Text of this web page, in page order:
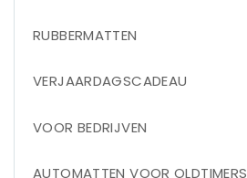
RUBBERMATTEN
VERJAARDAGSCADEAU
VOOR BEDRIJVEN
AUTOMATTEN VOOR OLDTIMERS